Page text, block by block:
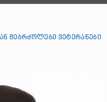
მებრძოლები ვეტერანები